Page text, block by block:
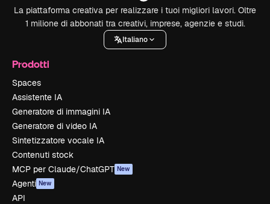
La piattaforma creativa per realizzare i tuoi migliori lavori. Oltre
1 milione di abbonati tra creativi, imprese, agenzie e studi.
Italiano
Prodotti
Spaces
Assistente IA
Generatore di immagini IA
Generatore di video IA
Sintetizzatore vocale IA
Contenuti stock
MCP per Claude/ChatGPT New
Agenti New
API